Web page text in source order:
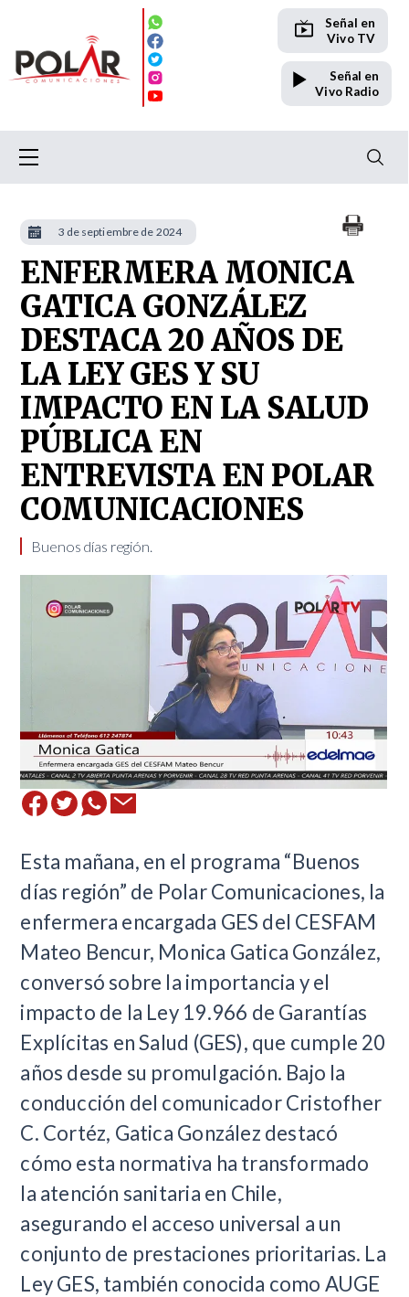
Señal en
Vivo TV
Señal en
Vivo Radio
ENFERMERA MONICA
GATICA GONZÁLEZ
DESTACA 20 AÑOS DE
LA LEY GES Y SU
IMPACTO EN LA SALUD
PÚBLICA EN
ENTREVISTA EN POLAR
COMUNICACIONES
Buenos días región.
​Esta mañana, en el programa “Buenos
días región” de Polar Comunicaciones, la
enfermera encargada GES del CESFAM
Mateo Bencur, Monica Gatica González,
conversó sobre la importancia y el
impacto de la Ley 19.966 de Garantías
Explícitas en Salud (GES), que cumple 20
años desde su promulgación. Bajo la
conducción del comunicador Cristofher
C. Cortéz, Gatica González destacó
cómo esta normativa ha transformado
la atención sanitaria en Chile,
asegurando el acceso universal a un
conjunto de prestaciones prioritarias. La
Ley GES, también conocida como AUGE
3 de septiembre de 2024